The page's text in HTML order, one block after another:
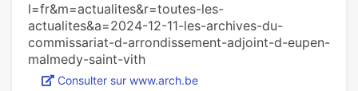
l=fr&m=actualites&r=toutes-les-
actualites&a=2024-12-11-les-archives-du-
commissariat-d-arrondissement-adjoint-d-eupen-
malmedy-saint-vith
Consulter sur www.arch.be